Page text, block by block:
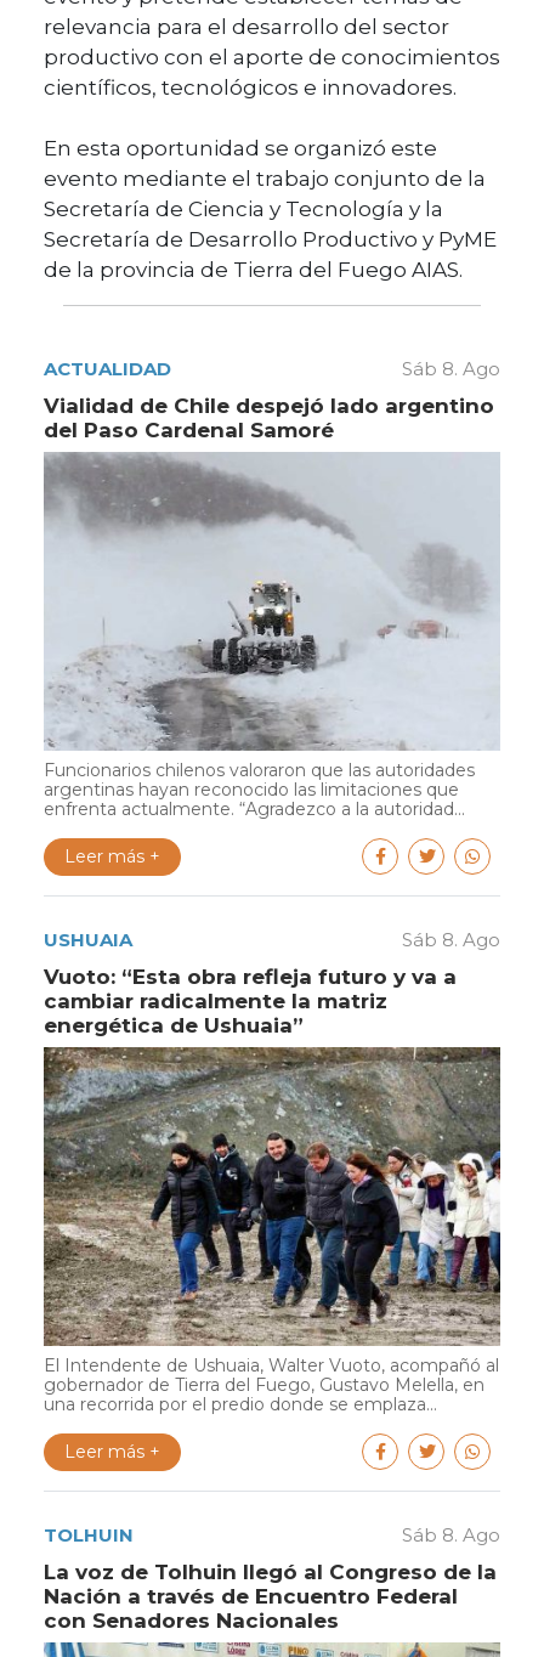
relevancia para el desarrollo del sector
productivo con el aporte de conocimientos
científicos, tecnológicos e innovadores.
En esta oportunidad se organizó este
evento mediante el trabajo conjunto de la
Secretaría de Ciencia y Tecnología y la
Secretaría de Desarrollo Productivo y PyME
de la provincia de Tierra del Fuego AIAS.
ACTUALIDAD Sáb 8. Ago
Vialidad de Chile despejó lado argentino
del Paso Cardenal Samoré
Funcionarios chilenos valoraron que las autoridades
argentinas hayan reconocido las limitaciones que
enfrenta actualmente. “Agradezco a la autoridad...
Leer más +
USHUAIA Sáb 8. Ago
Vuoto: “Esta obra refleja futuro y va a
cambiar radicalmente la matriz
energética de Ushuaia”
El Intendente de Ushuaia, Walter Vuoto, acompañó al
gobernador de Tierra del Fuego, Gustavo Melella, en
una recorrida por el predio donde se emplaza...
Leer más +
TOLHUIN Sáb 8. Ago
La voz de Tolhuin llegó al Congreso de la
Nación a través de Encuentro Federal
con Senadores Nacionales